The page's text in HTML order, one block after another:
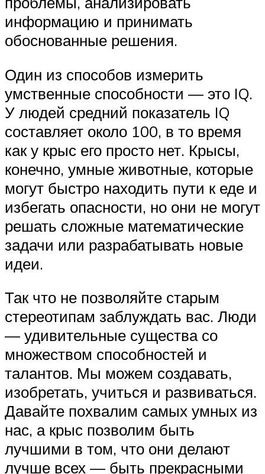
информацию и принимать
обоснованные решения.
Один из способов измерить
умственные способности — это IQ.
У людей средний показатель IQ
составляет около 100, в то время
как у крыс его просто нет. Крысы,
конечно, умные животные, которые
могут быстро находить пути к еде и
избегать опасности, но они не могут
решать сложные математические
задачи или разрабатывать новые
идеи.
Так что не позволяйте старым
стереотипам заблуждать вас. Люди
— удивительные существа со
множеством способностей и
талантов. Мы можем создавать,
изобретать, учиться и развиваться.
Давайте похвалим самых умных из
нас, а крыс позволим быть
лучшими в том, что они делают
лучше всех — быть прекрасными